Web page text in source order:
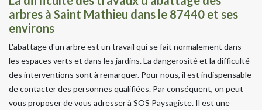
arbres à Saint Mathieu dans le 87440 et ses
environs
L'abattage d'un arbre est un travail qui se fait normalement dans
les espaces verts et dans les jardins. La dangerosité et la difficulté
des interventions sont à remarquer. Pour nous, il est indispensable
de contacter des personnes qualifiées. Par conséquent, on peut
vous proposer de vous adresser à SOS Paysagiste. Il est une